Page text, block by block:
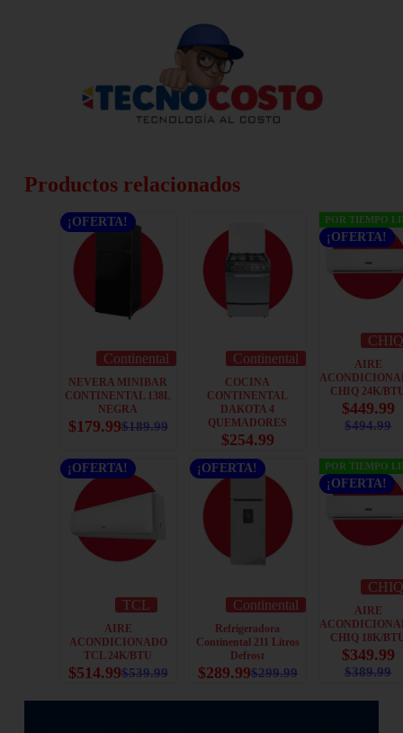
Productos relacionados
¡OFERTA!
Continental
NEVERA MINIBAR
CONTINENTAL 138L
NEGRA
$189.99
$179.99
Continental
COCINA
CONTINENTAL
DAKOTA 4
QUEMADORES
$254.99
POR TIEMPO
¡OFERTA!
AIRE
CHIQ 24K/
$494.99
$449.99
¡OFERTA!
TCL
AIRE
ACONDICIONADO
TCL 24K/BTU
$539.99
$514.99
¡OFERTA!
Continental
Refrigeradora
Continental 211 Litros
Defrost
$299.99
$289.99
POR TIEMPO
¡OFERTA!
AIRE
CHIQ 18K/
$389.99
$349.99